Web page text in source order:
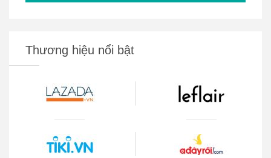
Thương hiệu nổi bật